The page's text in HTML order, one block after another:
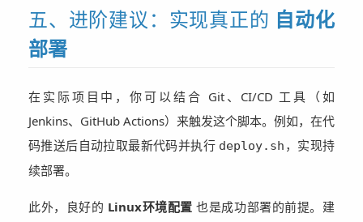
五、进阶建议：实现真正的 自动化
部署
在实际项目中，你可以结合 Git、CI/CD 工具（如
Jenkins、GitHub Actions）来触发这个脚本。例如，在代
码推送后自动拉取最新代码并执行 deploy.sh ，实现持
续部署。
此外，良好的 Linux环境配置 也是成功部署的前提。建